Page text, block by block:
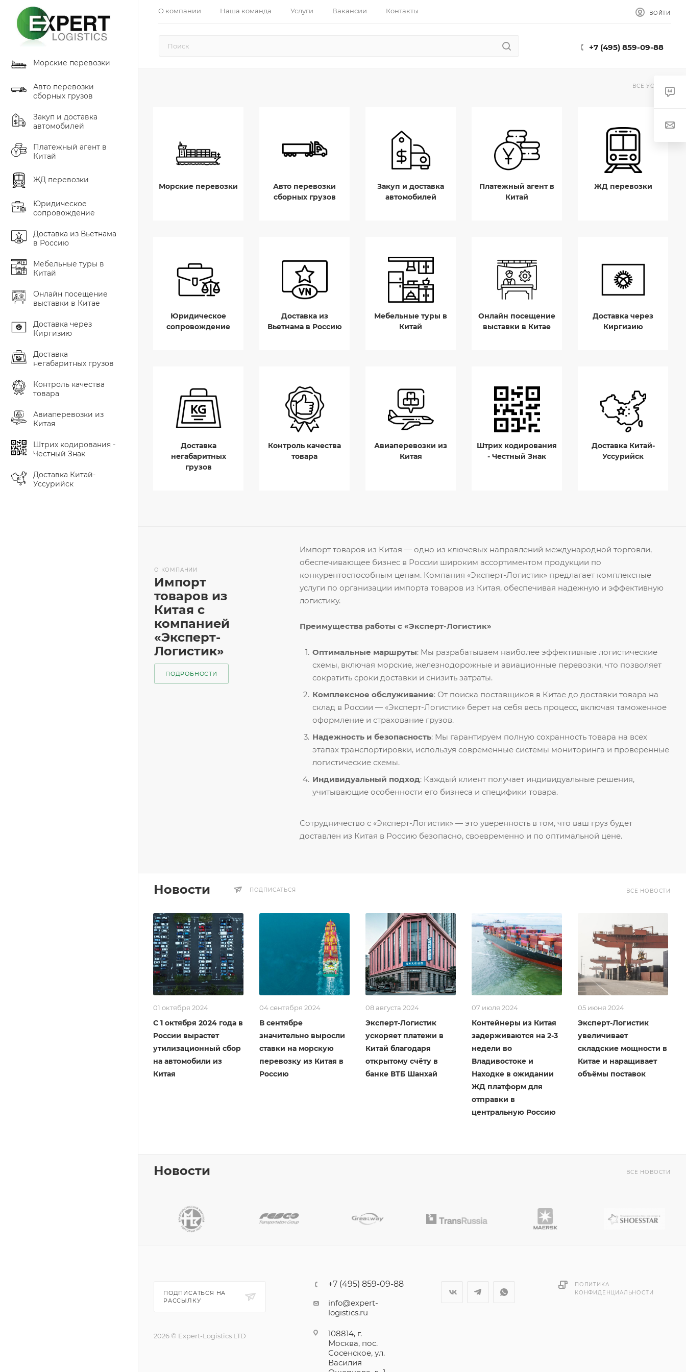
О компании Наша команда Услуги Вакансии Контакты ВОЙТИ
+7 (495) 859-09-88
Морские перевозки
Авто перевозки
сборных грузов
Закуп и доставка
автомобилей
Платежный агент в
Китай
ЖД перевозки
Юридическое
сопровождение
Доставка из Вьетнама
в Россию
Мебельные туры в
Китай
Онлайн посещение
выставки в Китае
Доставка через
Киргизию
Доставка
негабаритных грузов
Контроль качества
товара
Авиаперевозки из
Китая
Штрих кодирования -
Честный Знак
Доставка Китай-
Уссурийск
ВСЕ УСЛУГИ
Морские перевозки
Авто перевозки
сборных грузов
Закуп и доставка
автомобилей
Платежный агент в
Китай
ЖД перевозки
Юридическое
сопровождение
Доставка из
Вьетнама в Россию
Мебельные туры в
Китай
Онлайн посещение
выставки в Китае
Доставка через
Киргизию
Доставка
негабаритных
грузов
Контроль качества
товара
Авиаперевозки из
Китая
Штрих кодирования
- Честный Знак
Доставка Китай-
Уссурийск
Импорт товаров из Китая — одно из ключевых направлений международной торговли,
обеспечивающее бизнес в России широким ассортиментом продукции по
конкурентоспособным ценам. Компания «Эксперт-Логистик» предлагает комплексные
услуги по организации импорта товаров из Китая, обеспечивая надежную и эффективную
логистику.
Преимущества работы с «Эксперт-Логистик»
Оптимальные маршруты: Мы разрабатываем наиболее эффективные логистические
схемы, включая морские, железнодорожные и авиационные перевозки, что позволяет
сократить сроки доставки и снизить затраты.
Комплексное обслуживание: От поиска поставщиков в Китае до доставки товара на
склад в России — «Эксперт-Логистик» берет на себя весь процесс, включая таможенное
оформление и страхование грузов.
Надежность и безопасность: Мы гарантируем полную сохранность товара на всех
этапах транспортировки, используя современные системы мониторинга и проверенные
логистические схемы.
Индивидуальный подход: Каждый клиент получает индивидуальные решения,
учитывающие особенности его бизнеса и специфики товара.
Сотрудничество с «Эксперт-Логистик» — это уверенность в том, что ваш груз будет
доставлен из Китая в Россию безопасно, своевременно и по оптимальной цене.
О КОМПАНИИ
Импорт
товаров из
Китая с
компанией
«Эксперт-
Логистик»
ПОДРОБНОСТИ
Новости ПОДПИСАТЬСЯ ВСЕ НОВОСТИ
01 октября 2024
С 1 октября 2024 года в
России вырастет
утилизационный сбор
на автомобили из
Китая
04 сентября 2024
В сентябре
значительно выросли
ставки на морскую
перевозку из Китая в
Россию
08 августа 2024
Эксперт-Логистик
ускоряет платежи в
Китай благодаря
открытому счёту в
банке ВТБ Шанхай
07 июля 2024
Контейнеры из Китая
задерживаются на 2-3
недели во
Владивостоке и
Находке в ожидании
ЖД платформ для
отправки в
центральную Россию
05 июня 2024
Эксперт-Логистик
увеличивает
складские мощности в
Китае и наращивает
объёмы поставок
Новости ВСЕ НОВОСТИ
ПОДПИСАТЬСЯ НА
РАССЫЛКУ
2026 © Expert-Logistics LTD
+7 (495) 859-09-88
info@expert-
logistics.ru
108814, г.
Москва, пос.
Сосенское, ул.
Василия
ПОЛИТИКА
КОНФИДЕНЦИАЛЬНОСТИ